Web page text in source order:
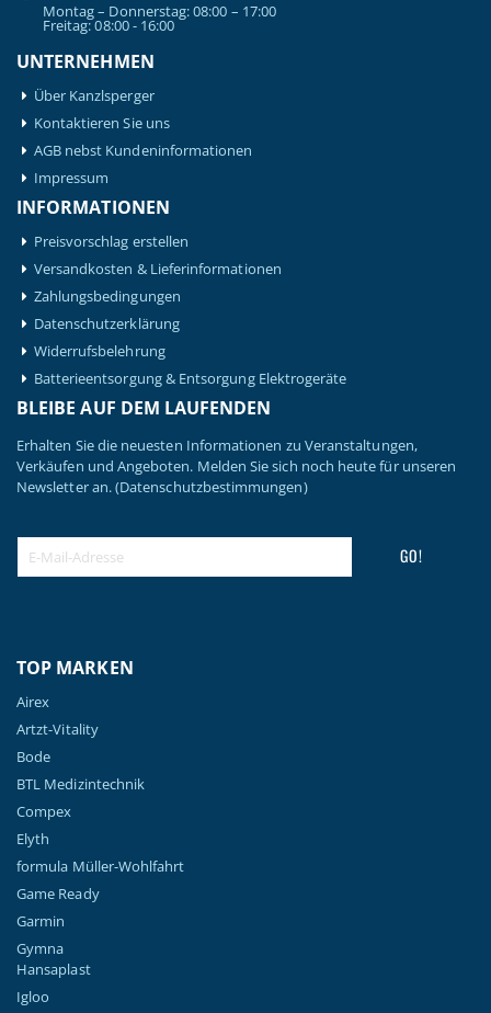
Montag – Donnerstag: 08:00 – 17:00
Freitag: 08:00 - 16:00
UNTERNEHMEN
Über Kanzlsperger
Kontaktieren Sie uns
AGB nebst Kundeninformationen
Impressum
INFORMATIONEN
Preisvorschlag erstellen
Versandkosten & Lieferinformationen
Zahlungsbedingungen
Datenschutzerklärung
Widerrufsbelehrung
Batterieentsorgung & Entsorgung Elektrogeräte
BLEIBE AUF DEM LAUFENDEN
Erhalten Sie die neuesten Informationen zu Veranstaltungen,
Verkäufen und Angeboten. Melden Sie sich noch heute für unseren
Newsletter an.(Datenschutzbestimmungen)
GO!
TOP MARKEN
Airex
Artzt-Vitality
Bode
BTL Medizintechnik
Compex
Elyth
formula Müller-Wohlfahrt
Game Ready
Garmin
Gymna
Hansaplast
Igloo